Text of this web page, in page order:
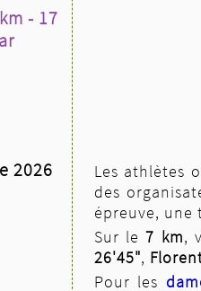
- 17
2026
Les athlètes
des
épreuve, une
Sur le7 km,
26'45",
Pour les